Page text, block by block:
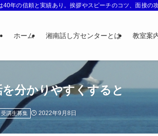
40年の信頼と実績あり。挨拶やスピーチのコツ、面接
ホーム 湘南話し方センターとは 教室案
分かりやすくすると
受講生募集 2022年9月8日